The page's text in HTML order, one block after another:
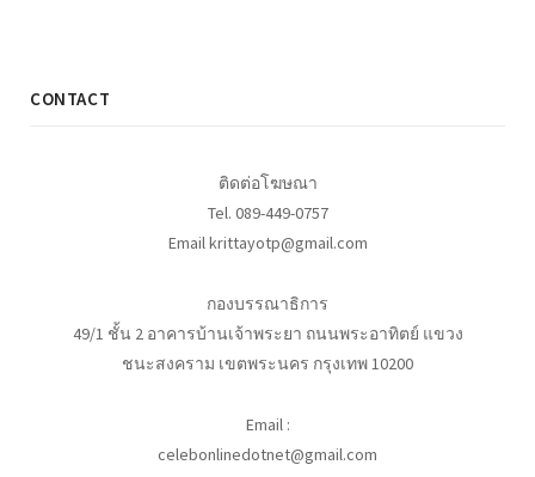
CONTACT
ติดต่อโฆษณา
Tel. 089-449-0757
Email krittayotp@gmail.com
กองบรรณาธิการ
49/1 ชั้น 2 อาคารบ้านเจ้าพระยา ถนนพระอาทิตย์ แขวง
ชนะสงคราม เขตพระนคร กรุงเทพ 10200
Email :
celebonlinedotnet@gmail.com